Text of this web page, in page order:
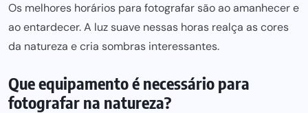
Os melhores horários para fotografar são ao amanhecer e
ao entardecer. A luz suave nessas horas realça as cores
da natureza e cria sombras interessantes.
Que equipamento é necessário para
fotografar na natureza?